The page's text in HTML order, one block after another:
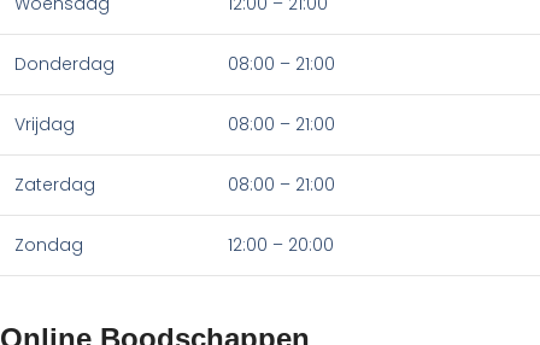
Donderdag 08:00 – 21:00
Vrijdag 08:00 – 21:00
Zaterdag 08:00 – 21:00
Zondag 12:00 – 20:00